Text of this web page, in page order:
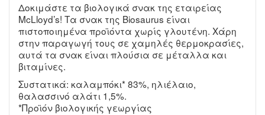
Δοκιμάστε τα βιολογικά σνακ της εταιρείας
McLloyd’s! Τα σνακ της Biosaurus είναι
πιστοποιημένα προϊόντα χωρίς γλουτένη. Χάρη
στην παραγωγή τους σε χαμηλές θερμοκρασίες,
αυτά τα σνακ είναι πλούσια σε μέταλλα και
βιταμίνες.
Συστατικά: καλαμπόκι* 83%, ηλιέλαιο,
θαλασσινό αλάτι 1,5%.
*Προϊόν βιολογικής γεωργίας